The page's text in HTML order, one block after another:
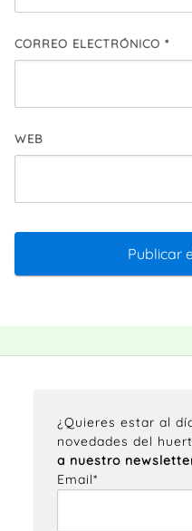
CORREO ELECTRÓNICO *
WEB
¿Quieres estar al
novedades del
a nuestro
Email*